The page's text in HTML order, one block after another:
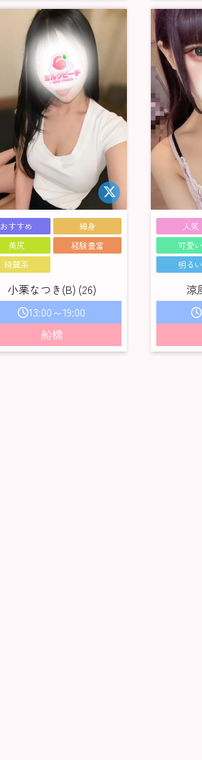
おすすめ
細身
美尻
経験豊富
綺麗系
小栗なつき(B) (26)
13:00～19:00
船橋
人気
可愛い
明るい
涼